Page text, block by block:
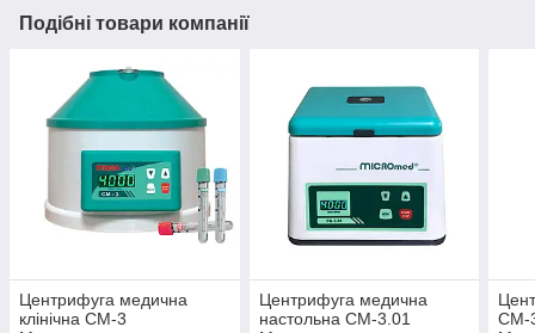
Подібні товари компанії
Центрифуга медична
клінічна СМ-3
Центрифуга медична
настольна СМ-3.01
СМ-